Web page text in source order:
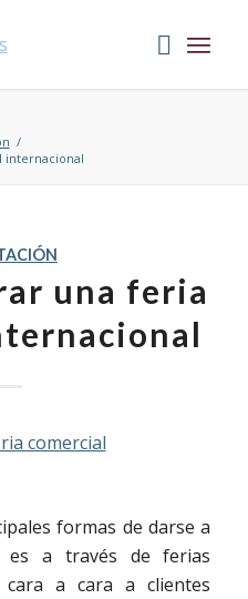
/
internacional
una feria
formas de darse a
es a través de ferias
cara a cara a clientes